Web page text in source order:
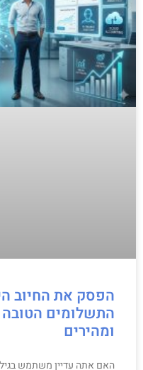
הפסק את החיוב
התשלומים הטובה
ומהירים
האם אתה עדיין משתמש